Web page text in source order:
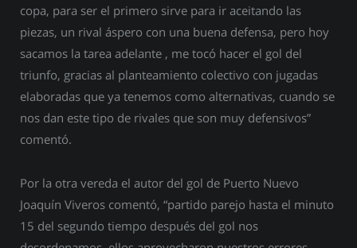
copa, para ser el primero sirve para ir aceitando las
piezas, un rival áspero con una buena defensa, pero hoy
sacamos la tarea adelante , me tocó hacer el gol del
triunfo, gracias al planteamiento colectivo con jugadas
elaboradas que ya tenemos como alternativas, cuando se
nos dan este tipo de rivales que son muy defensivos”
comentó.
Por la otra vereda el autor del gol de Puerto Nuevo
Joaquín Viveros comentó, “partido parejo hasta el minuto
15 del segundo tiempo después del gol nos